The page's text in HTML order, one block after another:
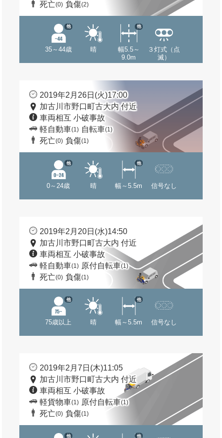
死亡(0) 負傷(2)
35～44歳
他
晴
幅5.5～
9.0m
他
３灯式（点
滅）
2019年2月26日(火)17:00
加古川市野口町古大内 付近
車両相互 小破事故
軽自動車(1) 自転車(1)
死亡(0) 負傷(1)
0～24歳
他
晴 幅～5.5m
他
信号なし
2019年2月20日(水)14:50
加古川市野口町古大内 付近
車両相互 小破事故
軽自動車(1) 原付自転車(1)
死亡(0) 負傷(1)
75歳以上
他
晴 幅～5.5m
他
信号なし
2019年2月7日(木)11:05
加古川市野口町古大内 付近
車両相互 小破事故
軽貨物車(1) 原付自転車(1)
死亡(0) 負傷(1)
他 他